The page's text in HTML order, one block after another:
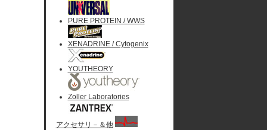
PURE PROTEIN / WWS
XENADRINE / Cytogenix
YOUTHEORY
Zoller Laboratories
アクセサリ－＆他